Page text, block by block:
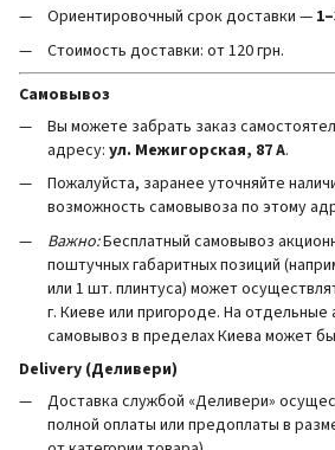
Ориентировочный срок доставки —
Стоимость доставки: от 120 грн.
Самовывоз
Вы можете забрать заказ
адресу: ул. Межигорская, 87 А.
Пожалуйста, заранее уточняйте
возможность самовывоза по этому
Важно:Бесплатный самовывоз
поштучных габаритных позиций
или 1 шт. плинтуса) может
г. Киеве или пригороде. На
самовывоз в пределах Киева может
Delivery (Деливери)
Доставка службой «Деливери»
полной оплаты или предоплаты в